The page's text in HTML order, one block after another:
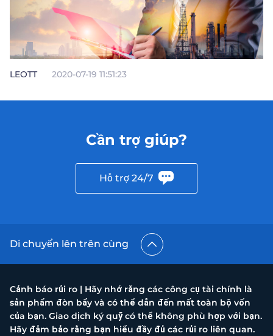
LEOTT 2020-07-19 11:51:23
Cần trợ giúp?
Hỗ trợ 24/7
Di chuyển lên trên cùng
Cảnh báo rủi ro | Hãy nhớ rằng các công cụ tài chính là
sản phẩm đòn bẩy và có thể dẫn đến mất toàn bộ vốn
của bạn. Giao dịch ký quỹ có thể không phù hợp với bạn.
Hãy đảm bảo rằng bạn hiểu đầy đủ các rủi ro liên quan.